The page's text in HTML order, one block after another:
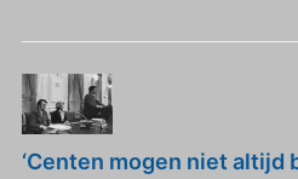
‘Centen mogen niet altijd